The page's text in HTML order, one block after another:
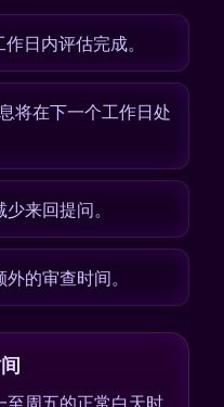
日内评估完成。
将在下一个工作日处
来回提问。
的审查时间。
至周五的正常白天时